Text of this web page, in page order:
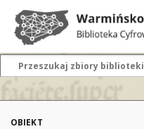
OBIEKT